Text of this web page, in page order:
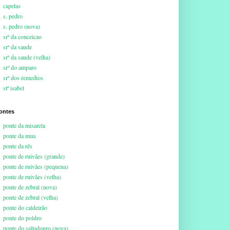
capelas
s. pedro
s. pedro (nova)
srª da conceicao
srª da saude
srª da saude (velha)
srª do amparo
srª dos remedios
stª isabel
ponte da misarela
ponte da mua
ponte da rês
ponte de ruivães (grande)
ponte de ruivães (pequena)
ponte de ruivães (velha)
ponte de zebral (nova)
ponte de zebral (velha)
ponte do caldeirão
ponte do poldro
ponte do saltadouro (nova)